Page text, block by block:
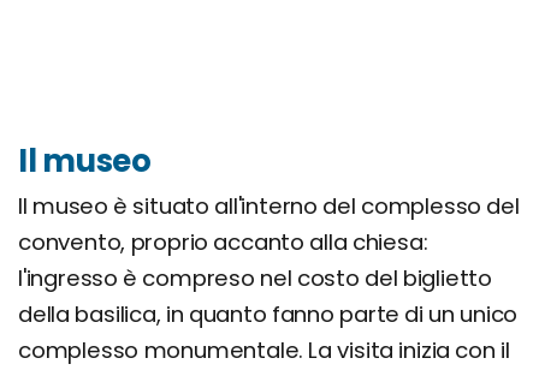
Il museo
Il museo è situato all'interno del complesso del
convento, proprio accanto alla chiesa:
l'ingresso è compreso nel costo del biglietto
della basilica, in quanto fanno parte di un unico
complesso monumentale. La visita inizia con il